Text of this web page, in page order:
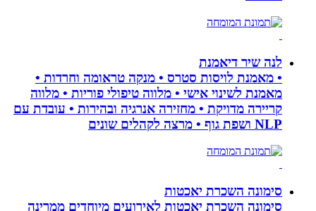
לנה שיר דיאמנת
• מאמנת לויסות סטרס • מנקה טראומה וחרדות •
מאמנת לשינוי אישי • מלווה טיפולי פוריות • מלווה
קריירה מדויקת • מחזירה אנרגיה ובהירות • עובדת עם
סימונה השכרת יאכטות
סימונה השכרת יאכטות לאירועים מיוחדים ממרינה